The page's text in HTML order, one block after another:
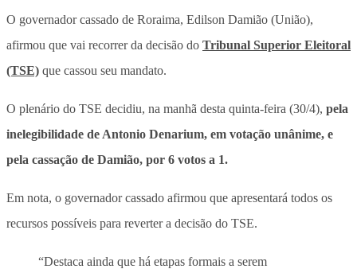
O governador cassado de Roraima, Edilson Damião (União),
afirmou que vai recorrer da decisão do Tribunal Superior Eleitoral
(TSE) que cassou seu mandato.
O plenário do TSE decidiu, na manhã desta quinta-feira (30/4), pela
inelegibilidade de Antonio Denarium, em votação unânime, e
pela cassação de Damião, por 6 votos a 1.
Em nota, o governador cassado afirmou que apresentará todos os
recursos possíveis para reverter a decisão do TSE.
“Destaca ainda que há etapas formais a serem